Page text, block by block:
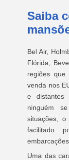
Saiba
Bel Air,
Flórida,
regiões que
venda nos
e distantes
ninguém
situações,
facilitado
embarcações.
Uma das